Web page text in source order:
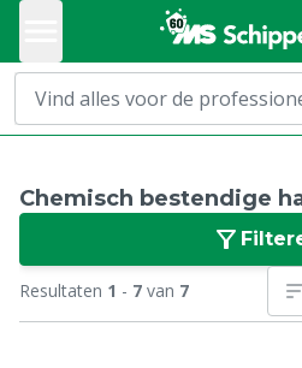
Chemisch bestendige
Resultaten 1 - 7 van 7